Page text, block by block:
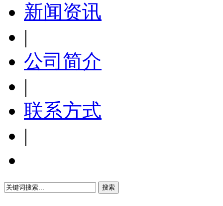
新闻资讯
|
公司简介
|
联系方式
|